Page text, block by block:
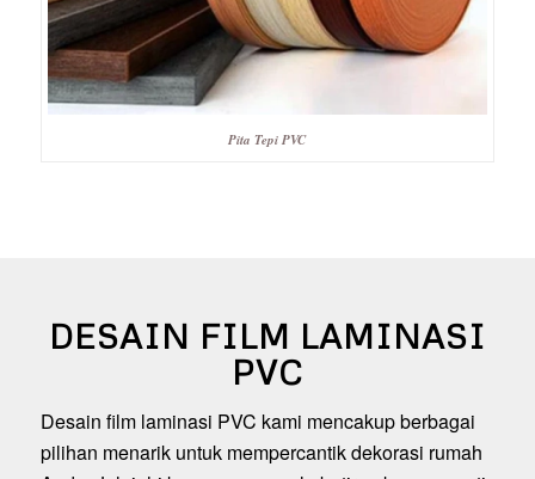
Pita Tepi PVC
DESAIN FILM LAMINASI
PVC
Desain film laminasi PVC kami mencakup berbagai
pilihan menarik untuk mempercantik dekorasi rumah